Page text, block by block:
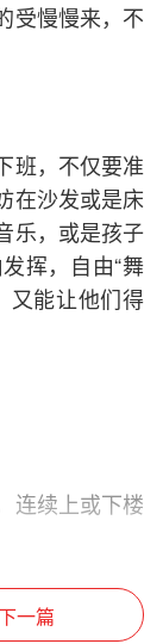
受慢慢来，不
班，不仅要准
在沙发或是床
乐，或是孩子
挥，自由“舞
又能让他们得
连续上或下楼
伸出双臂或双
;也可以家长
一篇